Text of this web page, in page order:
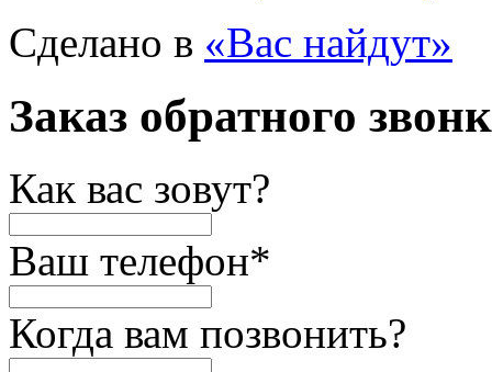
Сделано в «Вас найдут»
Заказ обратного
Как вас зовут?
Ваш телефон*
Когда вам позвонить?